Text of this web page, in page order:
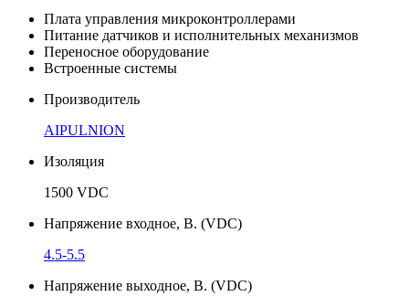
Плата управления микроконтроллерами
Питание датчиков и исполнительных механизмов
Переносное оборудование
Встроенные системы
Производитель
AIPULNION
Изоляция
1500 VDC
Напряжение входное, В. (VDC)
4.5-5.5
Напряжение выходное, В. (VDC)